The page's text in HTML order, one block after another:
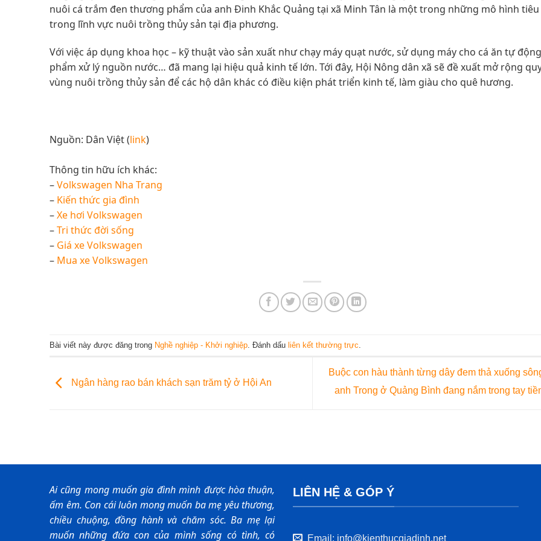
nuôi cá trắm đen thương phẩm của anh Đinh Khắc Quảng tại xã Minh Tân là một trong những mô hình tiêu
trong lĩnh vực nuôi trồng thủy sản tại địa phương.
Với việc áp dụng khoa học – kỹ thuật vào sản xuất như chạy máy quạt nước, sử dụng máy cho cá ăn tự
phẩm xử lý nguồn nước… đã mang lại hiệu quả kinh tế lớn. Tới đây, Hội Nông dân xã sẽ đề xuất mở rộng
vùng nuôi trồng thủy sản để các hộ dân khác có điều kiện phát triển kinh tế, làm giàu cho quê hương.
Nguồn: Dân Việt (link)
Thông tin hữu ích khác:
–Volkswagen Nha Trang
– Kiến thức gia đình
–Xe hơi Volkswagen
–Tri thức đời sống
– Giá xe Volkswagen
– Mua xe Volkswagen
Bài viết này được đăng trong Nghề nghiệp - Khởi nghiệp . Đánh dấu liên kết thường trực
Ngân hàng rao bán khách sạn trăm tỷ ở Hội An
Buộc con hàu thành từng dây đem thả xuống
anh Trong ở Quảng Bình đang nắm trong tay
Ai cũng mong muốn gia đình mình được hòa thuận,
ấm êm. Con cái luôn mong muốn ba mẹ yêu thương,
chiều chuộng, đồng hành và chăm sóc. Ba mẹ lại
muốn những đứa con của mình sống có tình, có
LIÊN HỆ & GÓP Ý
Email: info@kienthucgiadinh.net